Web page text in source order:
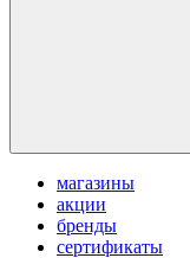
магазины
акции
бренды
сертификаты